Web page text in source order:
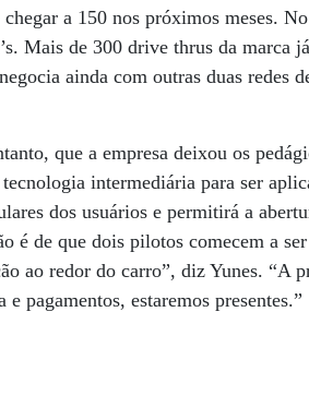
a 150 nos próximos meses.
Mais de 300 drive thrus da marca
ainda com outras duas redes
que a empresa deixou os
intermediária para ser
dos usuários e permitirá a
é de que dois pilotos comecem a ser
ao redor do carro”, diz Yunes. “A
pagamentos, estaremos presentes.”